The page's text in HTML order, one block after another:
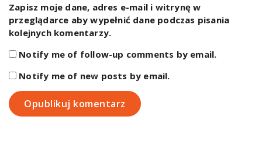
Zapisz moje dane, adres e-mail i witrynę w
przeglądarce aby wypełnić dane podczas pisania
kolejnych komentarzy.
Notify me of follow-up comments by email.
Notify me of new posts by email.